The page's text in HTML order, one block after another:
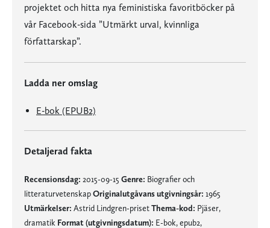
projektet och hitta nya feministiska favoritböcker på
vår Facebook-sida ”Utmärkt urval, kvinnliga
författarskap”.
Ladda ner omslag
E-bok (EPUB2)
Detaljerad fakta
Recensionsdag: 2015-09-15 Genre: Biografier och
litteraturvetenskapOriginalutgåvans utgivningsår: 1965
Utmärkelser: Astrid Lindgren-prisetThema-kod: Pjäser,
dramatik Format (utgivningsdatum): E-bok, epub2,